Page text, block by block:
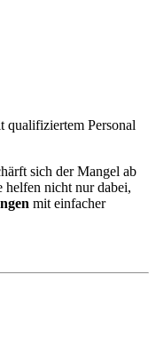
qualifiziertem Personal
sich der Mangel ab
helfen nicht nur dabei,
mit einfacher